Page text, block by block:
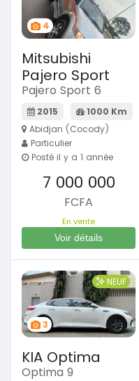
4
Mitsubishi
Pajero Sport
Pajero Sport 6
2015
1000 Km
Abidjan (Cocody)
Particulier
Posté il y a 1 année
7 000 000
FCFA
En vente
Voir détails
3
NEUF
KIA Optima
Optima 9